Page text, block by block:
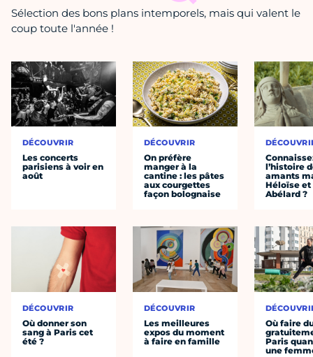
Sélection des bons plans intemporels, mais qui valent le
coup toute l'année !
DÉCOUVRIR
Les concerts
parisiens à voir en
août
DÉCOUVRIR
Où donner son
sang à Paris cet
été ?
DÉCOUVRIR
On préfère
manger à la
cantine : les pâtes
aux courgettes
façon bolognaise
DÉCOUVRIR
Les meilleures
expos du moment
à faire en famille
l’histoire
amants
Héloïse et
Abélard ?
Où faire
Paris
une